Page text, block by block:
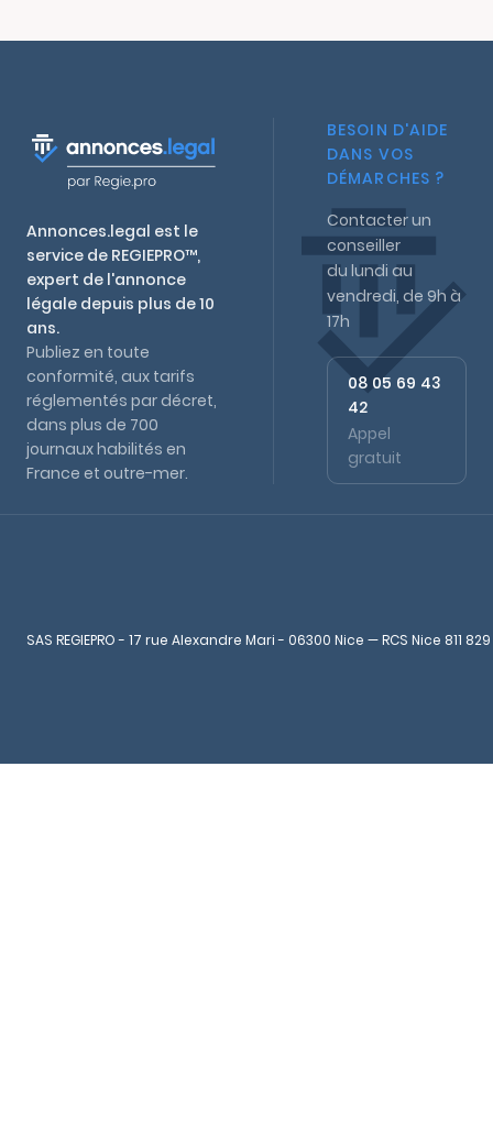
Annonces.legal est le
service de REGIEPRO™,
expert de l'annonce
légale depuis plus de 10
ans.
Publiez en toute
conformité, aux tarifs
réglementés par décret,
dans plus de 700
journaux habilités en
France et outre-mer.
BESOIN D'AIDE
DANS VOS
DÉMARCHES ?
Contacter un
conseiller
du lundi au
vendredi, de 9h à
17h
08 05 69 43
42
Appel
gratuit
SAS REGIEPRO - 17 rue Alexandre Mari - 06300 Nice — RCS Nice 811